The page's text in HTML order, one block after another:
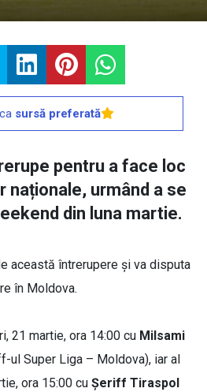
sursă preferată
pentru a face loc
naționale, urmând a se
din luna martie.
această întrerupere și va disputa
în Moldova.
21 martie, ora 14:00 cu Milsami
ul Super Liga – Moldova), iar al
ora 15:00 cu Șeriff Tiraspol